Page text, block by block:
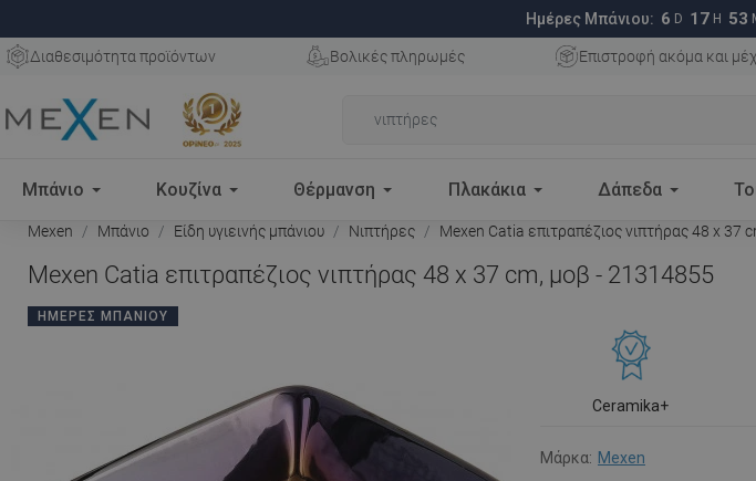
Ημέρες Μπάνιου: 6 D 17 H 53
Διαθεσιμότητα προϊόντων Βολικές πληρωμές Επιστροφή ακόμα και
Μπάνιο Κουζίνα Θέρμανση Πλακάκια Δάπεδα
Mexen Μπάνιο Είδη υγιεινής μπάνιου Νιπτήρες Mexen Catia επιτραπέζιος νιπτήρας 48 x 37
Mexen Catia επιτραπέζιος νιπτήρας 48 x 37 cm, μοβ - 21314855
ΗΜΈΡΕΣ ΜΠΆΝΙΟΥ
Ceramika+
Μάρκα: Mexen